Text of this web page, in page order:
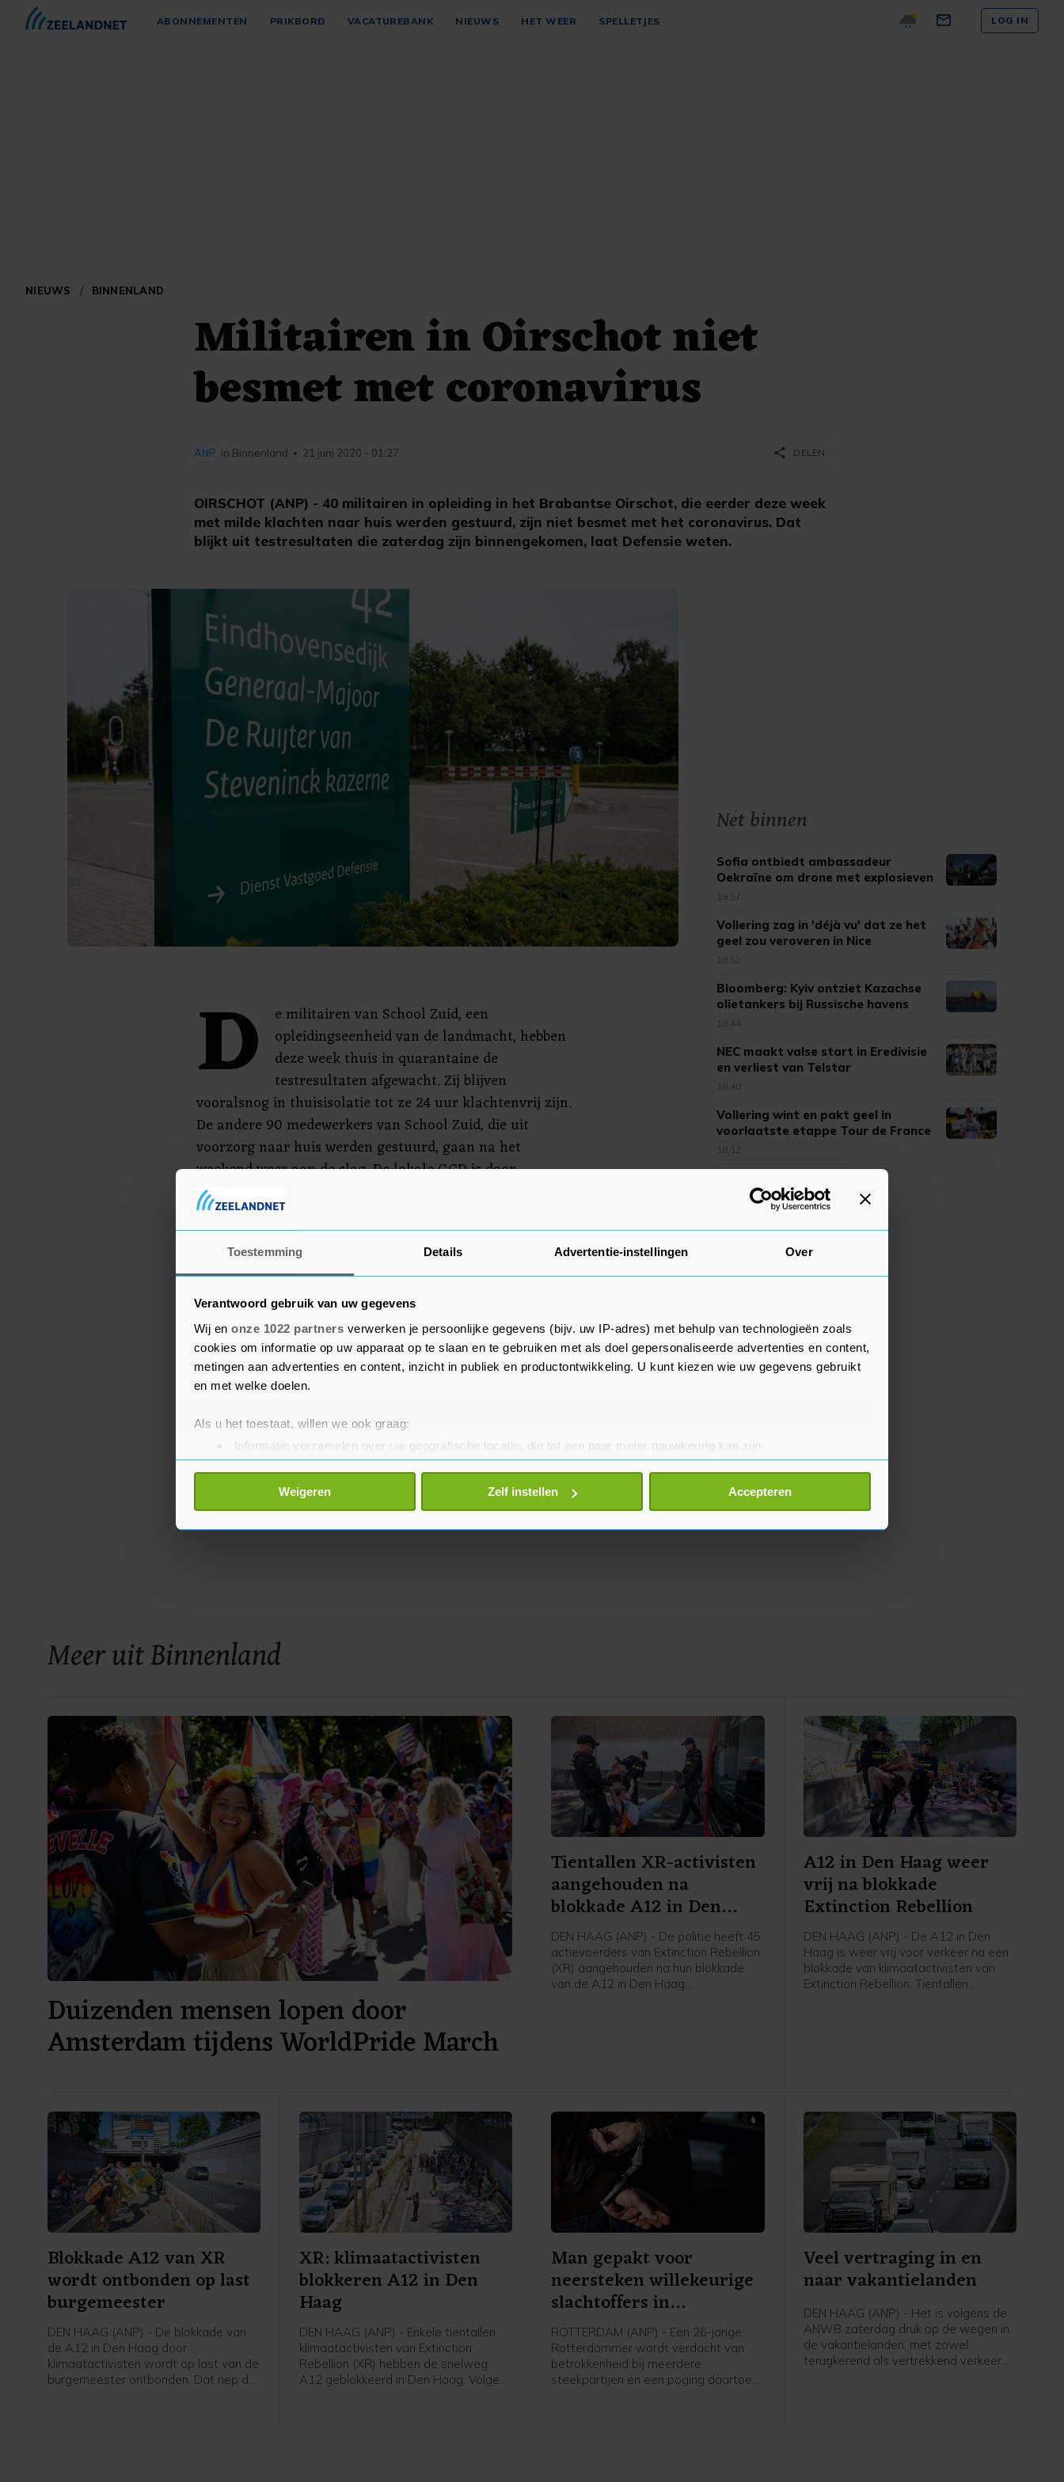
Toestemming Details Advertentie-instellingen Over
Verantwoord gebruik van uw gegevens
Wij en onze 1022 partners verwerken je persoonlijke gegevens (bijv. uw IP-adres) met behulp van technologieën zoals
cookies om informatie op uw apparaat op te slaan en te gebruiken met als doel gepersonaliseerde advertenties en content,
metingen aan advertenties en content, inzicht in publiek en productontwikkeling. U kunt kiezen wie uw gegevens gebruikt
en met welke doelen.
Als u het toestaat, willen we ook graag:
Informatie verzamelen over uw geografische locatie, die tot een paar meter nauwkeurig kan zijn
Uw apparaat identificeren door het actief te scannen op specifieke eigenschappen (fingerprinting)
Lees meer over hoe uw persoonlijke gegevens worden verwerkt en stel uw voorkeuren in het
detailgedeelte
toestemming op elk moment wijzigen of intrekken in de Cookieverklaring.
Weigeren Zelf instellen Accepteren
ABONNEMENTEN PRIKBORD VACATUREBANK NIEUWS HET WEER SPELLETJES LOG IN
NIEUWS / BINNENLAND
Militairen in Oirschot niet
besmet met coronavirus
OIRSCHOT (ANP) - 40 militairen in opleiding in het Brabantse Oirschot, die eerder deze week
met milde klachten naar huis werden gestuurd, zijn niet besmet met het coronavirus. Dat
blijkt uit testresultaten die zaterdag zijn binnengekomen, laat Defensie weten.
ANP in Binnenland • 21 juni 2020 - 01:27 share DELEN
D
e militairen van School Zuid, een
opleidingseenheid van de landmacht, hebben
deze week thuis in quarantaine de
testresultaten afgewacht. Zij blijven
vooralsnog in thuisisolatie tot ze 24 uur klachtenvrij zijn.
De andere 90 medewerkers van School Zuid, die uit
voorzorg naar huis werden gestuurd, gaan na het
weekend weer aan de slag. De lokale GGD is door
Defensie geïnformeerd.
De commandant van de legerbasis, brigadegeneraal
Maas, laat weten blij te zijn dat het loos alarm was.
Meer uit Binnenland
Duizenden mensen lopen door
Amsterdam tijdens WorldPride March
Tientallen XR-activisten
aangehouden na
blokkade A12 in Den
Haag
DEN HAAG (ANP) - De politie heeft 45
actievoerders van Extinction Rebellion
(XR) aangehouden na hun blokkade
van de A12 in Den Haag
A12 in Den Haag weer
vrij na blokkade
Extinction Rebellion
DEN HAAG (ANP) - De A12 in Den
Haag is weer vrij voor verkeer na een
blokkade van klimaatactivisten van
Extinction Rebellion. Tientallen
politiewoordvoerder.
Blokkade A12 van XR
wordt ontbonden op last
burgemeester
DEN HAAG (ANP) - De blokkade van
de A12 in Den Haag door
klimaatactivisten wordt op last van de
burgemeester ontbonden. Dat riep de
XR: klimaatactivisten
blokkeren A12 in Den
Haag
DEN HAAG (ANP) - Enkele tientallen
klimaatactivisten van Extinction
Rebellion (XR) hebben de snelweg
A12 geblokkeerd in Den Haag. Volgens
Man gepakt voor
neersteken willekeurige
slachtoffers in
Rotterdam
ROTTERDAM (ANP) - Een 26-jarige
Rotterdammer wordt verdacht van
betrokkenheid bij meerdere
steekpartijen en een poging daartoe
Veel vertraging in en
naar vakantielanden
DEN HAAG (ANP) - Het is volgens de
ANWB zaterdag druk op de wegen in
de vakantielanden, met zowel
terugkerend als vertrekkend verkeer.
Net binnen
Sofia ontbiedt ambassadeur
Oekraïne om drone met explosieven
19:57
Vollering zag in 'déjà vu' dat ze het
geel zou veroveren in Nice
18:52
Bloomberg: Kyiv ontziet Kazachse
olietankers bij Russische havens
18:44
NEC maakt valse start in Eredivisie
en verliest van Telstar
18:40
Vollering wint en pakt geel in
voorlaatste etappe Tour de France
18:12